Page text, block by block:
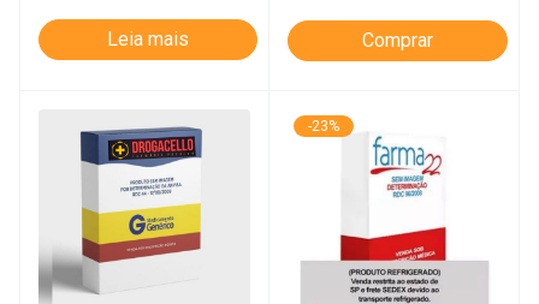
Leia mais Comprar
-23%